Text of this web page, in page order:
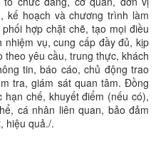
kế hoạch và chương trình làm
hợp chặt chẽ, tạo mọi điều
vụ, cung cấp đầy đủ, kịp
yêu cầu, trung thực, khách
tin, báo cáo, chủ động trao
tra, giám sát quan tâm. Đồng
chế, khuyết điểm (nếu có),
cá nhân liên quan, bảo đảm
hiệu quả./.